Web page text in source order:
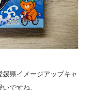
県イメージアップキャ
ですね。